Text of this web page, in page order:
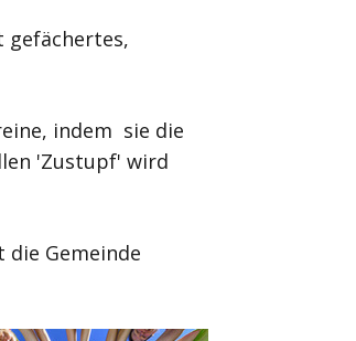
gefächertes,
indem sie die
'Zustupf' wird
Gemeinde